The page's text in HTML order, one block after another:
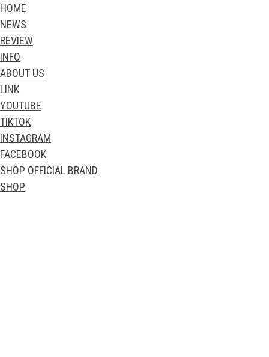
HOME
NEWS
REVIEW
INFO
ABOUT US
LINK
YOUTUBE
TIKTOK
INSTAGRAM
FACEBOOK
SHOP OFFICIAL BRAND
SHOP